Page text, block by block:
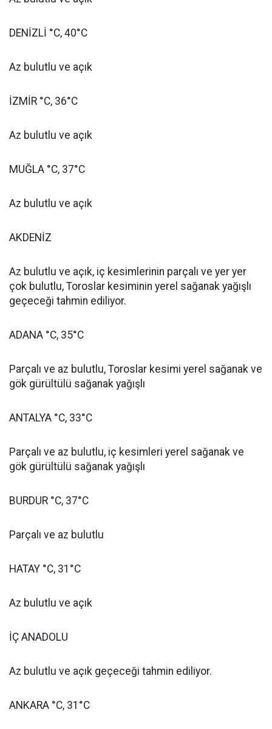
DENİZLİ °C, 40°C
Az bulutlu ve açık
İZMİR °C, 36°C
Az bulutlu ve açık
MUĞLA °C, 37°C
Az bulutlu ve açık
AKDENİZ
Az bulutlu ve açık, iç kesimlerinin parçalı ve yer yer
çok bulutlu, Toroslar kesiminin yerel sağanak yağışlı
geçeceği tahmin ediliyor.
ADANA °C, 35°C
Parçalı ve az bulutlu, Toroslar kesimi yerel sağanak ve
gök gürültülü sağanak yağışlı
ANTALYA °C, 33°C
Parçalı ve az bulutlu, iç kesimleri yerel sağanak ve
gök gürültülü sağanak yağışlı
BURDUR °C, 37°C
Parçalı ve az bulutlu
HATAY °C, 31°C
Az bulutlu ve açık
İÇ ANADOLU
Az bulutlu ve açık geçeceği tahmin ediliyor.
ANKARA °C, 31°C